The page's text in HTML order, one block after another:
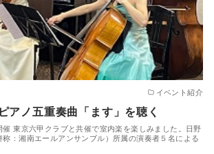
イベント紹介
アノ五重奏曲「ます」を聴く
催 東京六甲クラブと共催で室内楽を楽しみました。日野
：湘南エールアンサンブル）所属の演奏者５名による